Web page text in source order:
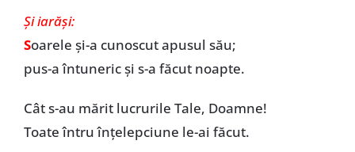
Și iarăși:
Soarele și-a cunoscut apusul său;
pus-a întuneric și s-a făcut noapte.
Cât s-au mărit lucrurile Tale, Doamne!
Toate întru înțelepciune le-ai făcut.